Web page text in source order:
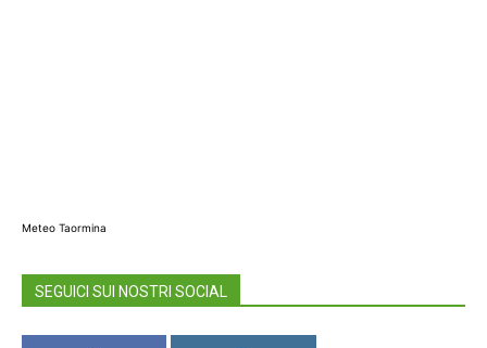
Meteo Taormina
SEGUICI SUI NOSTRI SOCIAL